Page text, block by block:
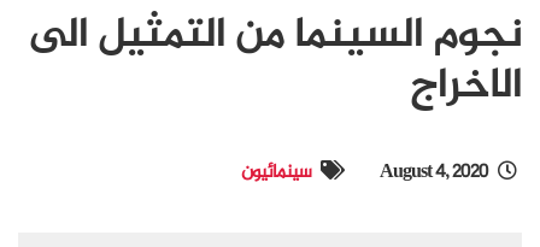
نجوم السينما من التمثيل الى
الاخراج
August 4, 2020 سينمائيون